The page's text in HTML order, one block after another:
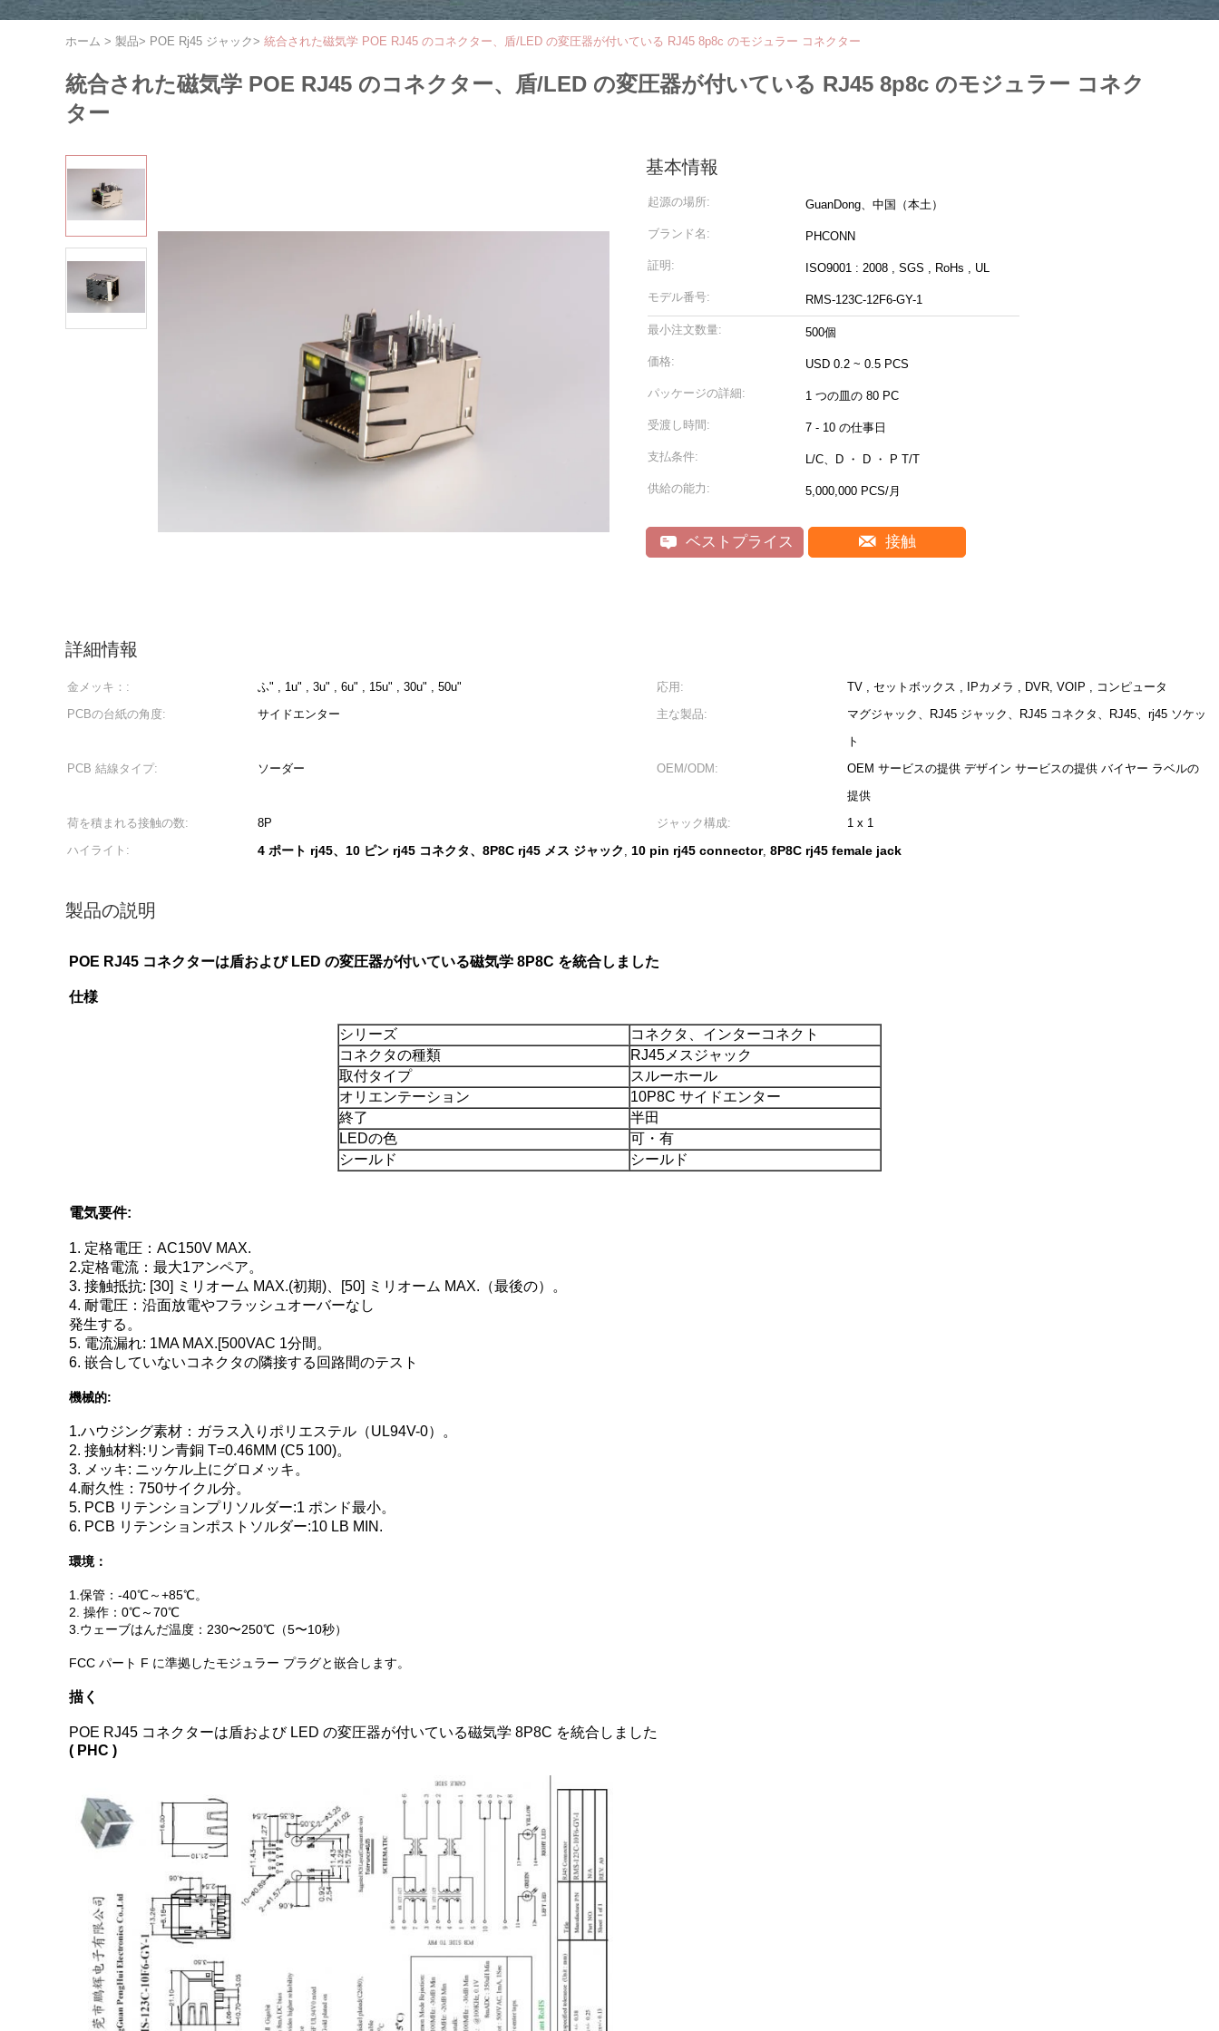
ホーム > 製品> POE Rj45 ジャック> 統合された磁気学 POE RJ45 のコネクター、盾/LED の変圧器が付いている RJ45 8p8c のモジュラー コネクター
統合された磁気学 POE RJ45 のコネクター、盾/LED の変圧器が付いている RJ45 8p8c のモジュラー コネク
ター
基本情報
起源の場所: GuanDong、中国（本土）
ブランド名: PHCONN
証明: ISO9001 : 2008 , SGS , RoHs , UL
モデル番号: RMS-123C-12F6-GY-1
最小注文数量: 500個
価格: USD 0.2 ~ 0.5 PCS
パッケージの詳細: 1 つの皿の 80 PC
受渡し時間: 7 - 10 の仕事日
支払条件: L/C、D ・ D ・ P T/T
供給の能力: 5,000,000 PCS/月
ベストプライス 接触
詳細情報
金メッキ：: ふ" , 1u" , 3u" , 6u" , 15u" , 30u" , 50u" 応用:
TV , セットボックス , IPカメラ , DVR, VOIP , コンピュータ
PCBの台紙の角度:
サイドエンター 主な製品:
マグジャック、RJ45 ジャック、RJ45 コネクタ、RJ45、rj45 ソケッ
ト
PCB 結線タイプ:
ソーダー OEM/ODM:
OEM サービスの提供 デザイン サービスの提供 バイヤー ラベルの
提供
荷を積まれる接触の数:
8P ジャック構成:
1 x 1
ハイライト:
4 ポート rj45、10 ピン rj45 コネクタ、8P8C rj45 メス ジャック , 10 pin rj45 connector, 8P8C rj45 female jack
製品の説明
POE RJ45 コネクターは盾および LED の変圧器が付いている磁気学 8P8C を統合しました
仕様
シリーズ
コネクタ、インターコネクト
コネクタの種類
RJ45メスジャック
取付タイプ
スルーホール
オリエンテーション
10P8C サイドエンター
終了
半田
LEDの色
可・有
シールド
シールド
電気要件:
1. 定格電圧：AC150V MAX.
2.定格電流：最大1アンペア。
3. 接触抵抗: [30] ミリオーム MAX.(初期)、[50] ミリオーム MAX.（最後の）。
4. 耐電圧：沿面放電やフラッシュオーバーなし
発生する。
5. 電流漏れ: 1MA MAX.[500VAC 1分間。
6. 嵌合していないコネクタの隣接する回路間のテスト
機械的:
1.ハウジング素材：ガラス入りポリエステル（UL94V-0）。
2. 接触材料:リン青銅 T=0.46MM (C5 100)。
3. メッキ: ニッケル上にグロメッキ。
4.耐久性：750サイクル分。
5. PCB リテンションプリソルダー:1 ポンド最小。
6. PCB リテンションポストソルダー:10 LB MIN.
環境：
1.保管：-40℃～+85℃。
2. 操作：0℃～70℃
3.ウェーブはんだ温度：230〜250℃（5〜10秒）
FCC パート F に準拠したモジュラー プラグと嵌合します。
描く
POE RJ45 コネクターは盾および LED の変圧器が付いている磁気学 8P8C を統合しました
( PHC )